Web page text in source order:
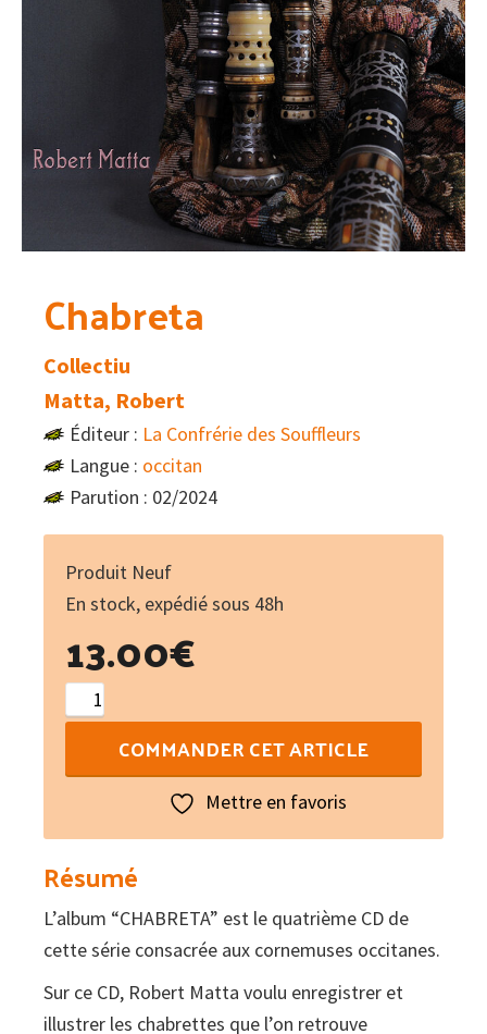
Chabreta
Collectiu
Matta, Robert
Éditeur : La Confrérie des Souffleurs
Langue : occitan
Parution : 02/2024
Produit Neuf
En stock, expédié sous 48h
13.00€
quantité
de
ChabretaCOMMANDER CET ARTICLE
Mettre en favoris
Résumé
L’album “CHABRETA” est le quatrième CD de
cette série consacrée aux cornemuses occitanes.
Sur ce CD, Robert Matta voulu enregistrer et
illustrer les chabrettes que l’on retrouve